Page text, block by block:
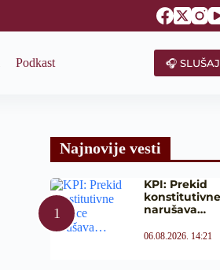
Podkast 🎧
Najnovije vesti
KPI: Prekid
narušava…
06.08.2026. 14:21